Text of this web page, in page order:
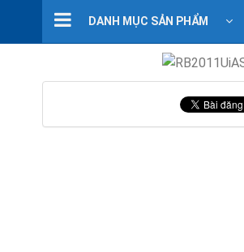
DANH MỤC SẢN PHẨM